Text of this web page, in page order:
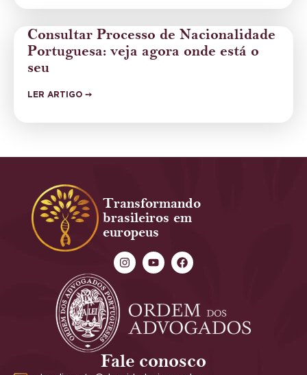
Consultar Processo de Nacionalidade
Portuguesa: veja agora onde está o
seu
LER ARTIGO ➙
Transformando
brasileiros em
europeus
Fale conosco